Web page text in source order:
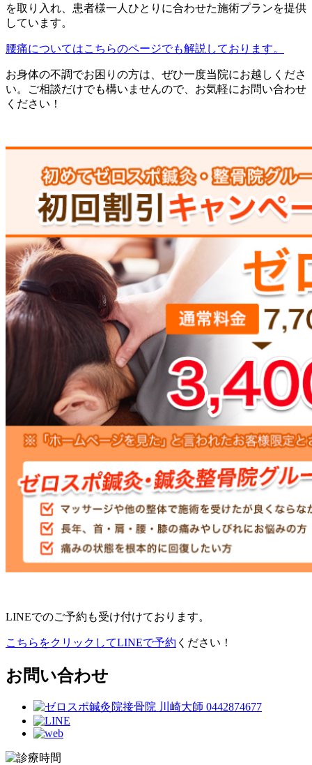
を取り入れ、患者様一人ひとりに合わせた施術プランを提供
しています。
腰痛についてはこちらのページでも解説しております。
お身体の不調でお困りの方は、ぜひ一度当院にお越しくださ
い。ご相談だけでも構いませんので、お気軽にお問い合わせ
ください！
LINEでのご予約も受け付けております。
こちらをクリックしてLINEで予約 ください！
お問い合わせ